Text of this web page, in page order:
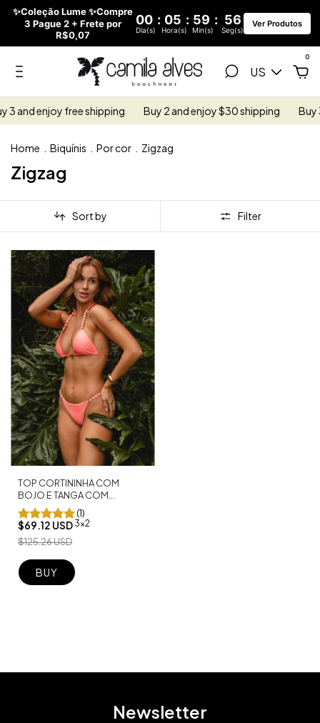
✨Coleção Lume ✨Compre
3 Pague 2 + Frete por
R$0,07
00 : 05 : 59 : 55
Dia(s) Hora(s) Min(s) Seg(s)
Ver Produtos
US
0
3 and enjoy free shipping Buy 2 and enjoy $30 shipping Buy
Home Biquínis Por cor Zigzag
Zigzag
Sort by Filter
TOP CORTININHA COM
BOJO E TANGA COM
PÉROLAS ZIGZAG
(1)
$69.12 USD 3x2
$125.26 USD
BUY
Newsletter